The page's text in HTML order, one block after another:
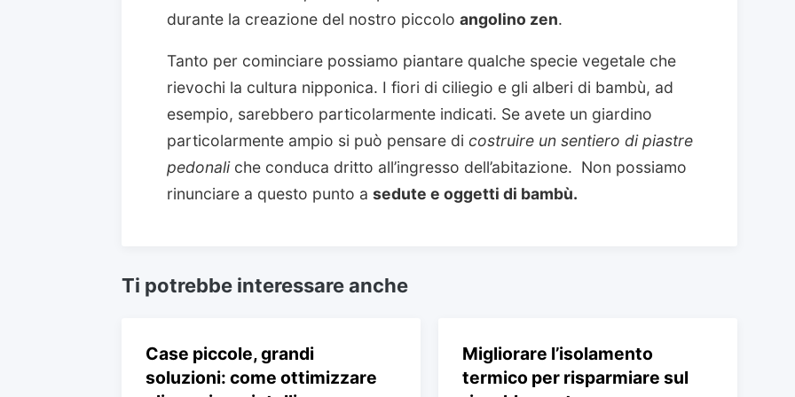
durante la creazione del nostro piccolo angolino zen.
Tanto per cominciare possiamo piantare qualche specie vegetale che
rievochi la cultura nipponica. I fiori di ciliegio e gli alberi di bambù, ad
esempio, sarebbero particolarmente indicati. Se avete un giardino
particolarmente ampio si può pensare di costruire un sentiero di piastre
pedonaliche conduca dritto all’ingresso dell’abitazione. Non possiamo
rinunciare a questo punto a sedute e oggetti di bambù.
Ti potrebbe interessare anche
Case piccole, grandi
soluzioni: come ottimizzare
Migliorare l’isolamento
termico per risparmiare sul